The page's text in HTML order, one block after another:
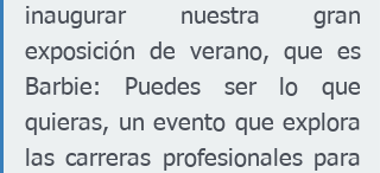
inaugurar nuestra gran
exposición de verano, que es
Barbie: Puedes ser lo que
quieras, un evento que explora
las carreras profesionales para